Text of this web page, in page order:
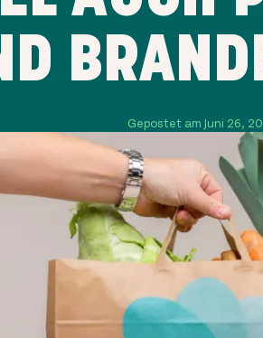
Gepostet am Juni 26,